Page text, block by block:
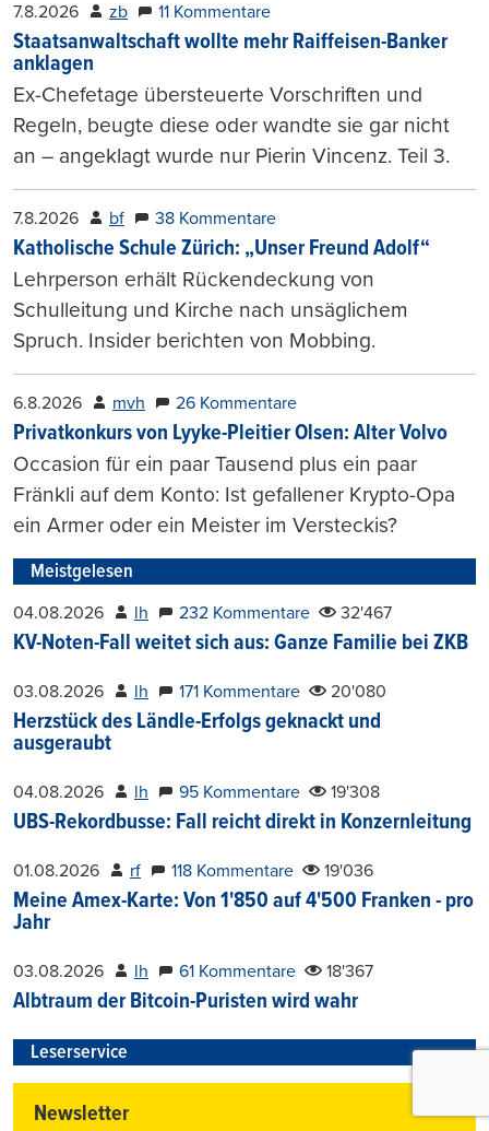
7.8.2026 zb 11 Kommentare
Staatsanwaltschaft wollte mehr Raiffeisen-Banker
anklagen
Ex-Chefetage übersteuerte Vorschriften und
Regeln, beugte diese oder wandte sie gar nicht
an – angeklagt wurde nur Pierin Vincenz. Teil 3.
7.8.2026 bf 38 Kommentare
Katholische Schule Zürich: „Unser Freund Adolf“
Lehrperson erhält Rückendeckung von
Schulleitung und Kirche nach unsäglichem
Spruch. Insider berichten von Mobbing.
6.8.2026 mvh 26 Kommentare
Privatkonkurs von Lyyke-Pleitier Olsen: Alter Volvo
Occasion für ein paar Tausend plus ein paar
Fränkli auf dem Konto: Ist gefallener Krypto-Opa
ein Armer oder ein Meister im Versteckis?
Meistgelesen
04.08.2026 lh 232 Kommentare 32'467
KV-Noten-Fall weitet sich aus: Ganze Familie bei ZKB
03.08.2026 lh 171 Kommentare 20'080
Herzstück des Ländle-Erfolgs geknackt und
ausgeraubt
04.08.2026 lh 95 Kommentare 19'308
UBS-Rekordbusse: Fall reicht direkt in Konzernleitung
01.08.2026 rf 118 Kommentare 19'036
Meine Amex-Karte: Von 1'850 auf 4'500 Franken - pro
Jahr
03.08.2026 lh 61 Kommentare 18'367
Albtraum der Bitcoin-Puristen wird wahr
Leserservice
Newsletter